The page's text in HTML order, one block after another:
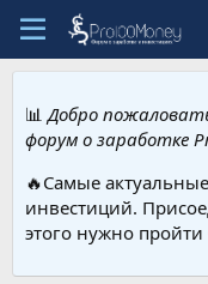
📊 Добро
форум о заработке
🔥Самые
инвестиций.
этого нужно